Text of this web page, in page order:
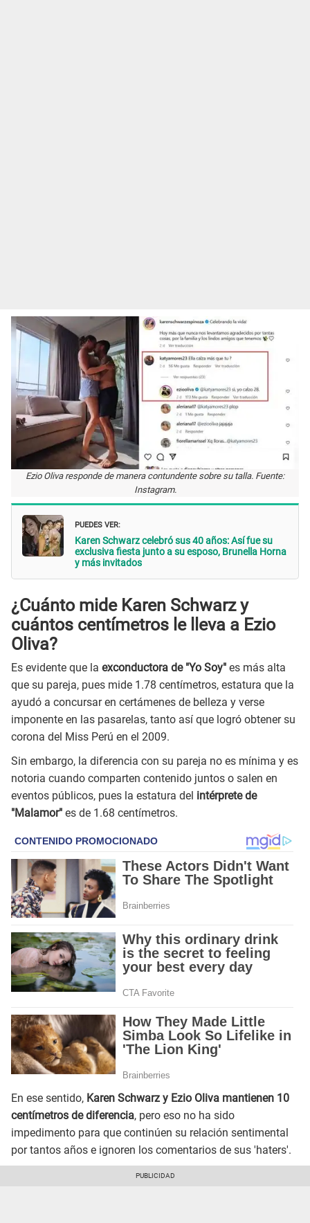
Ezio Oliva responde de manera contundente sobre su talla. Fuente:
Instagram.
PUEDES VER:
Karen Schwarz celebró sus 40 años: Así fue su
exclusiva fiesta junto a su esposo, Brunella Horna
y más invitados
¿Cuánto mide Karen Schwarz y
cuántos centímetros le lleva a Ezio
Oliva?
Es evidente que la exconductora de "Yo Soy" es más alta
que su pareja, pues mide 1.78 centímetros, estatura que la
ayudó a concursar en certámenes de belleza y verse
imponente en las pasarelas, tanto así que logró obtener su
corona del Miss Perú en el 2009.
Sin embargo, la diferencia con su pareja no es mínima y es
notoria cuando comparten contenido juntos o salen en
eventos públicos, pues la estatura del intérprete de
"Malamor" es de 1.68 centímetros.
En ese sentido, Karen Schwarz y Ezio Oliva mantienen 10
centímetros de diferencia, pero eso no ha sido
impedimento para que continúen su relación sentimental
por tantos años e ignoren los comentarios de sus 'haters'.